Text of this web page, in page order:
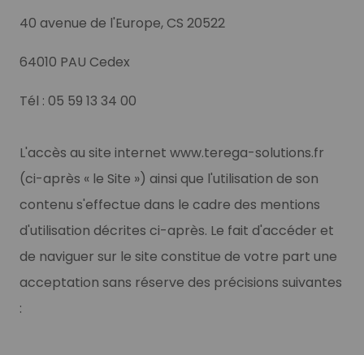
40 avenue de l'Europe, CS 20522
64010 PAU Cedex
Tél : 05 59 13 34 00
L'accès au site internet www.terega-solutions.fr
(ci-après « le Site ») ainsi que l'utilisation de son
contenu s'effectue dans le cadre des mentions
d'utilisation décrites ci-après. Le fait d'accéder et
de naviguer sur le site constitue de votre part une
acceptation sans réserve des précisions suivantes
: